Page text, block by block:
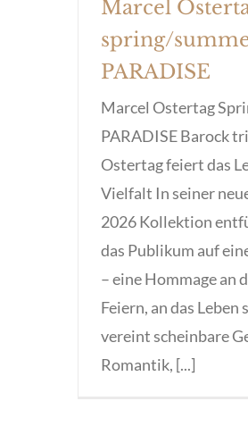
Marcel
spring/
PARADISE
Marcel Ostertag
PARADISE Barock
Ostertag feiert das
Vielfalt In seiner
2026 Kollektion
das Publikum auf
– eine Hommage an
Feiern, an das
vereint scheinbare
Romantik, [...]